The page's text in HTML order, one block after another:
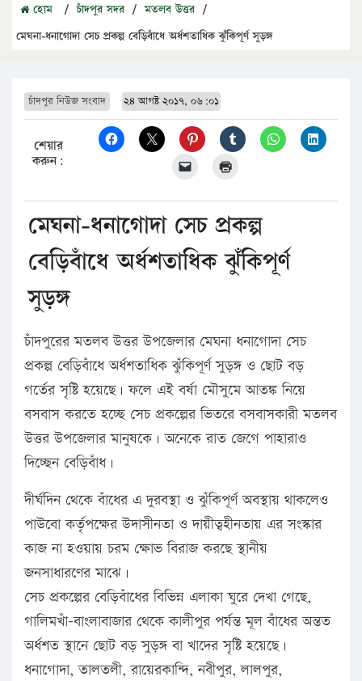
হোম / চাঁদপুর সদর / মতলব উত্তর /
মেঘনা-ধনাগোদা সেচ প্রকল্প বেড়িবাঁধে অর্ধশতাধিক ঝুঁকিপূর্ণ সুড়ঙ্গ
চাঁদপুর নিউজ সংবাদ ২৪ আগষ্ট ২০১৭, ০৬:০১
শেয়ার
করুন:
মেঘনা-ধনাগোদা সেচ প্রকল্প
বেড়িবাঁধে অর্ধশতাধিক ঝুঁকিপূর্ণ
সুড়ঙ্গ
চাঁদপুরের মতলব উত্তর উপজেলার মেঘনা ধনাগোদা সেচ
প্রকল্প বেড়িবাঁধে অর্ধশতাধিক ঝুঁকিপূর্ণ সুড়ঙ্গ ও ছোট বড়
গর্তের সৃষ্টি হয়েছে। ফলে এই বর্ষা মৌসুমে আতঙ্ক নিয়ে
বসবাস করতে হচ্ছে সেচ প্রকল্পের ভিতরে বসবাসকারী মতলব
উত্তর উপজেলার মানুষকে। অনেকে রাত জেগে পাহারাও
দিচ্ছেন বেড়িবাঁধ।
দীর্ঘদিন থেকে বাঁধের এ দুরবস্থা ও ঝুঁকিপূর্ণ অবস্থায় থাকলেও
পাউবো কর্তৃপক্ষের উদাসীনতা ও দায়ীত্বহীনতায় এর সংস্কার
কাজ না হওয়ায় চরম ক্ষোভ বিরাজ করছে স্থানীয়
জনসাধারণের মাঝে।
সেচ প্রকল্পের বেড়িবাঁধের বিভিন্ন এলাকা ঘুরে দেখা গেছে,
গালিমখাঁ-বাংলাবাজার থেকে কালীপুর পর্যন্ত মূল বাঁধের অন্তত
অর্ধশত স্থানে ছোট বড় সুড়ঙ্গ বা খাদের সৃষ্টি হয়েছে।
ধনাগোদা, তালতলী, রায়েরকান্দি, নবীপুর, লালপুর,